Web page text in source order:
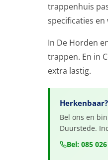
trappenhuis
specificaties en
In De Horden
trappen. En in
extra lastig.
Herkenbaar?
Bel ons en
Duurstede.
Bel: 085